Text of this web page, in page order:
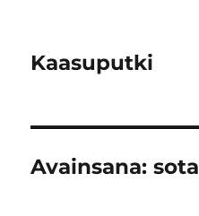
Kaasuputki
Avainsana:sota